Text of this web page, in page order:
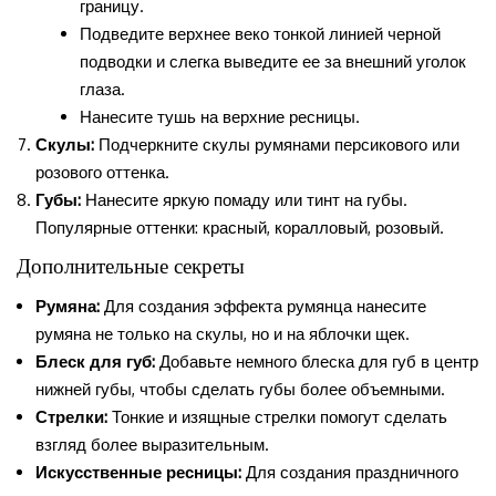
границу.
Подведите верхнее веко тонкой линией черной
подводки и слегка выведите ее за внешний уголок
глаза.
Нанесите тушь на верхние ресницы.
Скулы: Подчеркните скулы румянами персикового или
розового оттенка.
Губы: Нанесите яркую помаду или тинт на губы.
Популярные оттенки: красный, коралловый, розовый.
Дополнительные секреты
Румяна: Для создания эффекта румянца нанесите
румяна не только на скулы, но и на яблочки щек.
Блеск для губ: Добавьте немного блеска для губ в центр
нижней губы, чтобы сделать губы более объемными.
Стрелки: Тонкие и изящные стрелки помогут сделать
взгляд более выразительным.
Искусственные ресницы: Для создания праздничного